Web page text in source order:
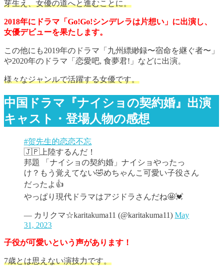
芽生え、女優の道へと進むことに。
2018年にドラマ「Go!Go!シンデレラは片想い」に出演し、
女優デビューを果たします。
この他にも2019年のドラマ「九州縹緲録〜宿命を継ぐ者〜」
や2020年のドラマ「恋愛吧, 食夢君!」などに出演。
様々なジャンルで活躍する女優です。
中国ドラマ『ナイショの契約婚』出演
キャスト・登場人物の感想
#贺先生的恋恋不忘
🇯🇵上陸するんだ！
邦題 「ナイショの契約婚」ナイショやったっ
け？もう覚えてない🤣めちゃんこ可愛い子役さん
だったよ👍
やっぱり現代ドラマはアジドラさんだね🤩💓
— カリクマ☆karitakuma11 (@karitakuma11) May
31, 2023
子役が可愛いという声があります！
7歳とは思えない演技力です。